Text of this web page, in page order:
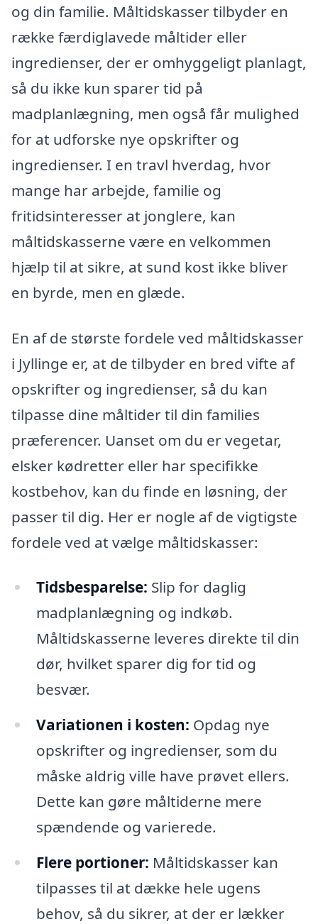
og din familie. Måltidskasser tilbyder en
række færdiglavede måltider eller
ingredienser, der er omhyggeligt planlagt,
så du ikke kun sparer tid på
madplanlægning, men også får mulighed
for at udforske nye opskrifter og
ingredienser. I en travl hverdag, hvor
mange har arbejde, familie og
fritidsinteresser at jonglere, kan
måltidskasserne være en velkommen
hjælp til at sikre, at sund kost ikke bliver
en byrde, men en glæde.
En af de største fordele ved måltidskasser
i Jyllinge er, at de tilbyder en bred vifte af
opskrifter og ingredienser, så du kan
tilpasse dine måltider til din families
præferencer. Uanset om du er vegetar,
elsker kødretter eller har specifikke
kostbehov, kan du finde en løsning, der
passer til dig. Her er nogle af de vigtigste
fordele ved at vælge måltidskasser:
Tidsbesparelse: Slip for daglig
madplanlægning og indkøb.
Måltidskasserne leveres direkte til din
dør, hvilket sparer dig for tid og
besvær.
Variationen i kosten: Opdag nye
opskrifter og ingredienser, som du
måske aldrig ville have prøvet ellers.
Dette kan gøre måltiderne mere
spændende og varierede.
Flere portioner: Måltidskasser kan
tilpasses til at dække hele ugens
behov, så du sikrer, at der er lækker